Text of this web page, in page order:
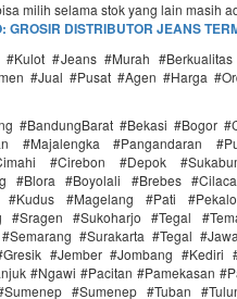
milih selama stok yang lain masih
GROSIR DISTRIBUTOR JEANS
#Jeans #Murah
#Jual #Pusat #Agen #Harga
#BandungBarat #Bekasi #Bogor
#Majalengka #Pangandaran
#Cirebon #Depok
#Blora #Boyolali #Brebes
#Magelang #Pati
#Sragen #Sukoharjo #Tegal
#Surakarta #Tegal
#Jember #Jombang #Kediri
#Ngawi #Pacitan #Pamekasan
#Sumenep #Tuban